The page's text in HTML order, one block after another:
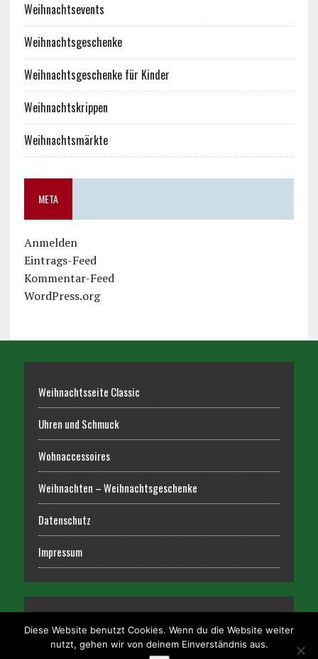
Weihnachtsevents
Weihnachtsgeschenke
Weihnachtsgeschenke für Kinder
Weihnachtskrippen
Weihnachtsmärkte
META
Anmelden
Eintrags-Feed
Kommentar-Feed
WordPress.org
Weihnachtsseite Classic
Uhren und Schmuck
Wohnaccessoires
Weihnachten – Weihnachtsgeschenke
Datenschutz
Impressum
Diese Website benutzt Cookies. Wenn du die Website weiter
nutzt, gehen wir von deinem Einverständnis aus.